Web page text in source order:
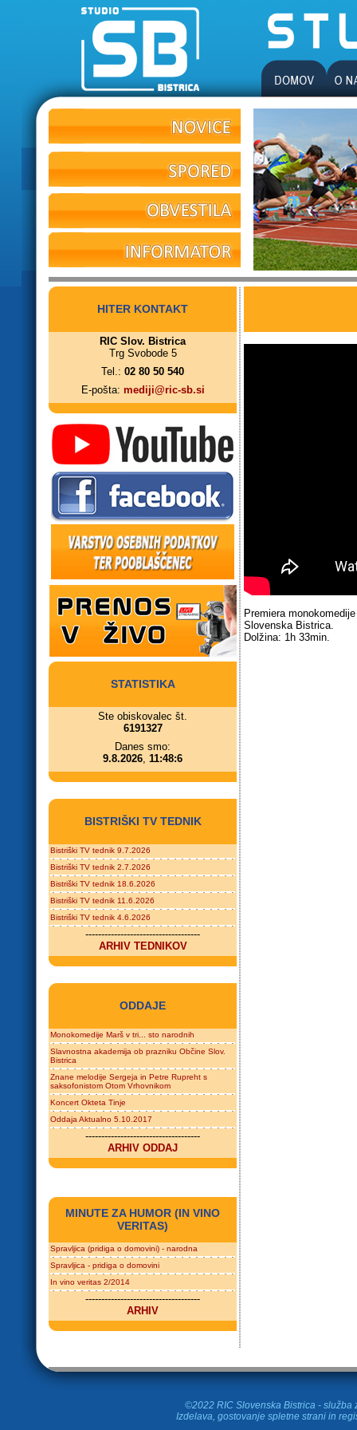
HITER KONTAKT
RIC Slov. Bistrica
Trg Svobode 5
Tel.: 02 80 50 540
E-pošta: mediji@ric-sb.si
STATISTIKA
Ste obiskovalec št.
6191327
Danes smo:
9.8.2026, 11:48:6
BISTRIŠKI TV TEDNIK
Bistriški TV tednik 9.7.2026
Bistriški TV tednik 2.7.2026
Bistriški TV tednik 18.6.2026
Bistriški TV tednik 11.6.2026
Bistriški TV tednik 4.6.2026
------------------------------------
ARHIV TEDNIKOV
ODDAJE
Monokomedije Marš v tri... sto narodnih
Slavnostna akademija ob prazniku Občine Slov.
Bistrica
Znane melodije Sergeja in Petre Rupreht s
saksofonistom Otom Vrhovnikom
Koncert Okteta Tinje
Oddaja Aktualno 5.10.2017
------------------------------------
ARHIV ODDAJ
MINUTE ZA HUMOR (IN VINO
VERITAS)
Spravljica (pridiga o domovini) - narodna
Spravljica - pridiga o domovini
In vino veritas 2/2014
------------------------------------
ARHIV
Premiera
Slovenska Bistrica.
Dolžina: 1h 33min.
©2022 RIC Slovenska Bistrica - služba
Izdelava, gostovanje spletne strani in